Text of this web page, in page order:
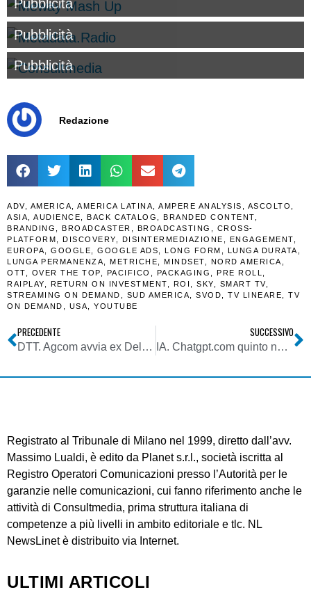
Pubblicità
Pubblicità
Pubblicità
Redazione
ADV, AMERICA, AMERICA LATINA, AMPERE ANALYSIS , ASCOLTO ,
ASIA, AUDIENCE, BACK CATALOG , BRANDED CONTENT,
BRANDING , BROADCASTER , BROADCASTING , CROSS-
PLATFORM , DISCOVERY, DISINTERMEDIAZIONE , ENGAGEMENT,
EUROPA, GOOGLE, GOOGLE ADS, LONG FORM , LUNGA DURATA,
LUNGA PERMANENZA, METRICHE, MINDSET, NORD AMERICA,
OTT, OVER THE TOP, PACIFICO , PACKAGING , PRE ROLL,
RAIPLAY, RETURN ON INVESTMENT, ROI , SKY, SMART TV,
STREAMING ON DEMAND , SUD AMERICA, SVOD, TV LINEARE, TV
ON DEMAND , USA, YOUTUBE
PRECEDENTE
DTT. Agcom avvia ex Del. 138/25/CONS indagine conoscitiva su impiego della HBBTV codificando i termini jump, call to action e multirisoluzione
SUCCESSIVO
IA. Chatgpt.com quinto nella classifica dei siti più consultati al mondo, ormai una vera minaccia esistenziale per l’editoria online
Registrato al Tribunale di Milano nel 1999, diretto dall’avv.
Massimo Lualdi, è edito da Planet s.r.l., società iscritta al
Registro Operatori Comunicazioni presso l’Autorità per le
garanzie nelle comunicazioni, cui fanno riferimento anche le
attività di Consultmedia, prima struttura italiana di
competenze a più livelli in ambito editoriale e tlc. NL
NewsLinet è distribuito via Internet.
ULTIMI ARTICOLI